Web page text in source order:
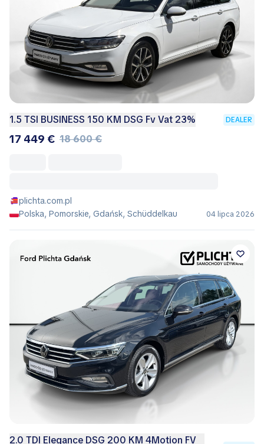
1.5 TSI BUSINESS 150 KM DSG Fv Vat 23% DEALER
17 449 € 18 600 €
plichta.com.pl
Polska, Pomorskie, Gdańsk, Schüddelkau
04 lipca 2026
2.0 TDI Elegance DSG 200 KM 4Motion FV